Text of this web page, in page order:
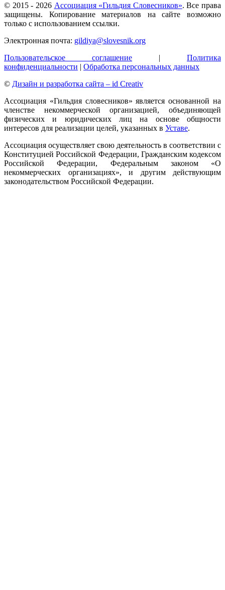
© 2015 - 2026 Ассоциация «Гильдия Словесников». Все права
защищены. Копирование материалов на сайте возможно
только с использованием ссылки.
Электронная почта: gildiya@slovesnik.org
Пользовательское соглашение | Политика
конфиденциальности | Обработка персональных данных
© Дизайн и разработка сайта – id Creativ
Ассоциация «Гильдия словесников» является основанной на
членстве некоммерческой организацией, объединяющей
физических и юридических лиц на основе общности
интересов для реализации целей, указанных в Уставе.
Ассоциация осуществляет свою деятельность в соответствии с
Конституцией Российской Федерации, Гражданским кодексом
Российской Федерации, Федеральным законом «О
некоммерческих организациях», и другим действующим
законодательством Российской Федерации.